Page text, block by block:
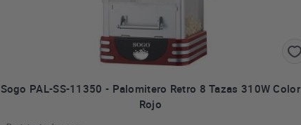
Sogo PAL-SS-11350 - Palomitero Retro 8 Tazas 310W Color
Rojo